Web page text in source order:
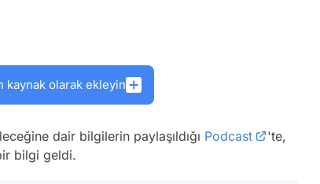
kaynak olarak ekleyin
dair bilgilerin paylaşıldığı Podcast
'te,
bilgi geldi.